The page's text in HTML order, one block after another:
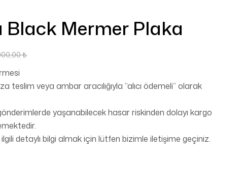
Mermer Plaka
₺
teslim veya ambar aracılığıyla “alıcı ödemeli” olarak
yaşanabilecek hasar riskinden dolayı kargo
detaylı bilgi almak için lütfen bizimle iletişime geçiniz.